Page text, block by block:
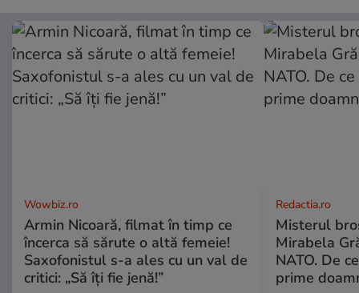
Wowbiz.ro
Armin Nicoară, filmat în timp ce
încerca să sărute o altă femeie!
Saxofonistul s-a ales cu un val de
critici: „Să îți fie jenă!”
Redactia.ro
Misterul
Mirabela
NATO. De
prime